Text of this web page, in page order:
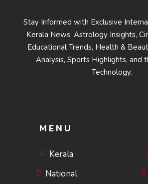
Stay Informed with Exclusive
Kerala News, Astrology Insights,
Educational Trends, Health &
Analysis, Sports Highlights, and
Technology.
MENU
Kerala
National